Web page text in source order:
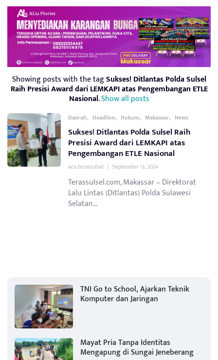
Showing posts with the tagSukses! Ditlantas Polda Sulsel
Raih Presisi Award dari LEMKAPI atas Pengembangan ETLE
Nasional.Show all posts
Daerah, Headline, Hukum, Makassar, News
Sukses! Ditlantas Polda Sulsel Raih
Presisi Award dari LEMKAPI atas
Pengembangan ETLE Nasional
aco terassulsel / September 13, 2024
Terassulsel.com, Makassar – Direktorat
Lalu Lintas (Ditlantas) Polda Sulawesi
Selatan...
TNI Go to School, Ajarkan Teknik
Komputer dan Jaringan
Mayat Pria Tanpa Identitas
Mengapung di Sungai Jeneberang